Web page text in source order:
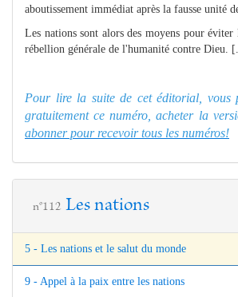
aboutissement immédiat après la fausse unité
Les nations sont alors des moyens pour éviter
rébellion générale de l'humanité contre Dieu.
Pour lire la suite de cet éditorial, vous
gratuitement ce numéro, acheter la
abonner pour recevoir tous les numéros!
n°112 Les nations
5 - Les nations et le salut du monde
9 - Appel à la paix entre les nations